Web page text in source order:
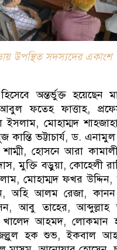
উপস্থিত সদস্যদের একাংশ
অন্তর্ভুক্ত হয়েছেন
ফতেহ ফাত্তাহ,
ইসলাম, মোহাম্মদ
কান্তি ভট্টাচার্য, ড.
শাম্মী, হোসনে আরা
মুক্তি বড়ুয়া, কোহেলী
মোহাম্মদ ফখর উদ্দিন,
অহি আলম রেজা, কানন
আবু তাহের,
খালেদ আহমদ, লোকমান
হক শুভ, ইকবাল